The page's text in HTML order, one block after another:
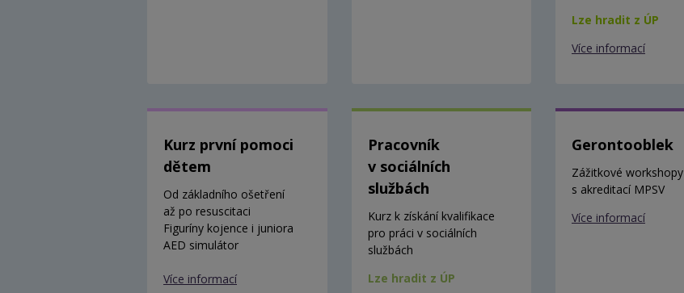
Lze hradit z ÚP
Více informací
Kurz první pomoci
dětem
Od základního ošetření
až po resuscitaci
Figuríny kojence i juniora
AED simulátor
Více informací
Pracovník
v sociálních
službách
Kurz k získání kvalifikace
pro práci v sociálních
službách
Lze hradit z ÚP
Gerontooblek
Zážitkové workshopy
s akreditací MPSV
Více informací